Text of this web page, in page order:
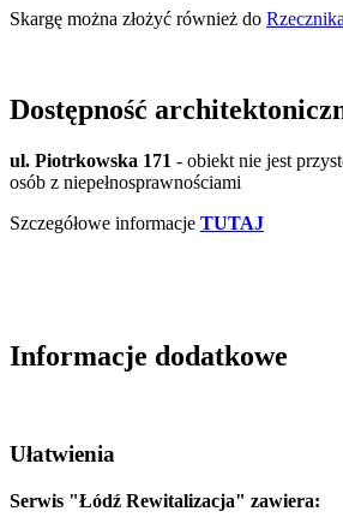
Skargę można złożyć również do
Dostępność
ul. Piotrkowska 171 - obiekt nie jest
osób z niepełnosprawnościami
Szczegółowe informacje TUTAJ
Informacje dodatkowe
Ułatwienia
Serwis "Łódź Rewitalizacja" zawiera: